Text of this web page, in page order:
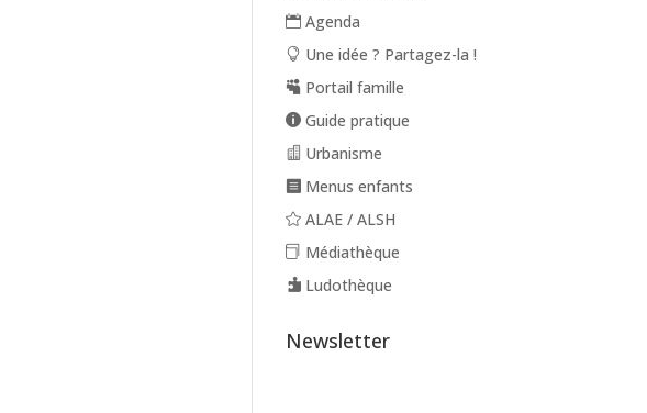
Agenda
Une idée ? Partagez-la !
Portail famille
Guide pratique
Urbanisme
Menus enfants
ALAE / ALSH
Médiathèque
Ludothèque
Newsletter